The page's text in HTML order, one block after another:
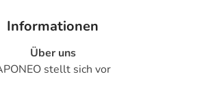
Informationen
Über uns
stellt sich vor